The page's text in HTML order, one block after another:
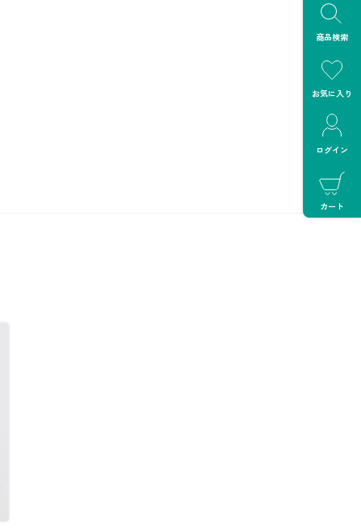
商品検索
お気に入り
ログイン
カート